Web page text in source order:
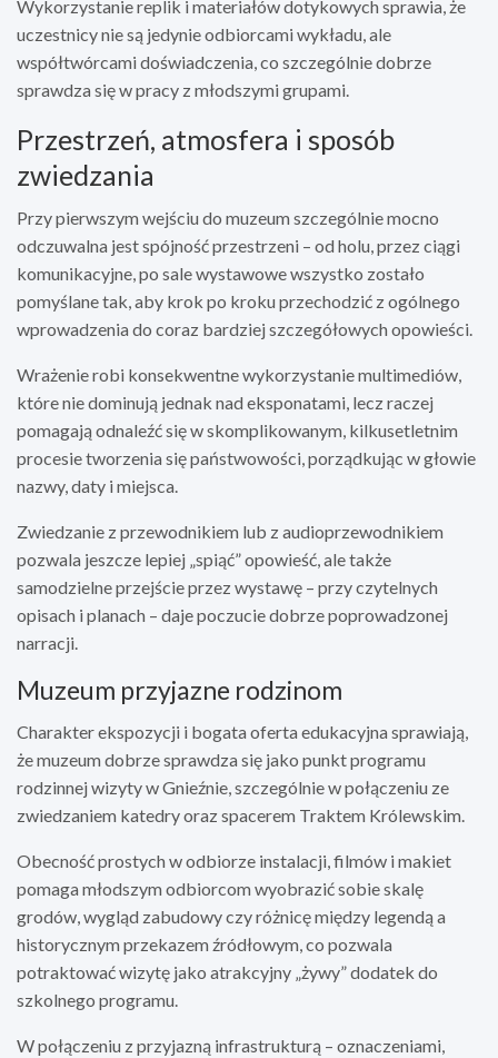
Wykorzystanie replik i materiałów dotykowych sprawia, że
uczestnicy nie są jedynie odbiorcami wykładu, ale
współtwórcami doświadczenia, co szczególnie dobrze
sprawdza się w pracy z młodszymi grupami.
Przestrzeń, atmosfera i sposób
zwiedzania
Przy pierwszym wejściu do muzeum szczególnie mocno
odczuwalna jest spójność przestrzeni – od holu, przez ciągi
komunikacyjne, po sale wystawowe wszystko zostało
pomyślane tak, aby krok po kroku przechodzić z ogólnego
wprowadzenia do coraz bardziej szczegółowych opowieści.
Wrażenie robi konsekwentne wykorzystanie multimediów,
które nie dominują jednak nad eksponatami, lecz raczej
pomagają odnaleźć się w skomplikowanym, kilkusetletnim
procesie tworzenia się państwowości, porządkując w głowie
nazwy, daty i miejsca.
Zwiedzanie z przewodnikiem lub z audioprzewodnikiem
pozwala jeszcze lepiej „spiąć” opowieść, ale także
samodzielne przejście przez wystawę – przy czytelnych
opisach i planach – daje poczucie dobrze poprowadzonej
narracji.
Muzeum przyjazne rodzinom
Charakter ekspozycji i bogata oferta edukacyjna sprawiają,
że muzeum dobrze sprawdza się jako punkt programu
rodzinnej wizyty w Gnieźnie, szczególnie w połączeniu ze
zwiedzaniem katedry oraz spacerem Traktem Królewskim.
Obecność prostych w odbiorze instalacji, filmów i makiet
pomaga młodszym odbiorcom wyobrazić sobie skalę
grodów, wygląd zabudowy czy różnicę między legendą a
historycznym przekazem źródłowym, co pozwala
potraktować wizytę jako atrakcyjny „żywy” dodatek do
szkolnego programu.
W połączeniu z przyjazną infrastrukturą – oznaczeniami,